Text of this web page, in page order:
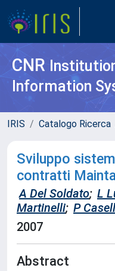
CNR
Information
IRIS Catalogo Ricerca
Sviluppo
contratti
A Del Soldato; L
Martinelli; P
2007
Abstract